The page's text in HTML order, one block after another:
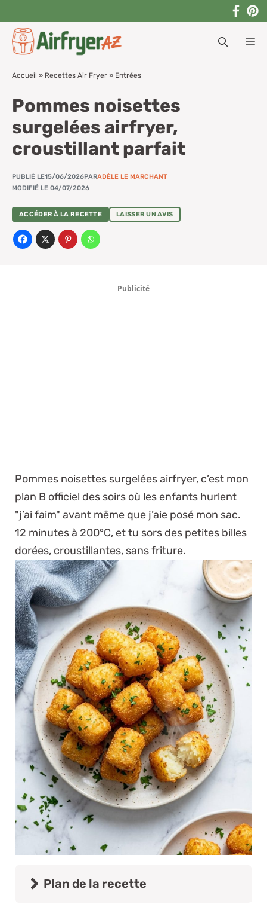
contenu
Accueil » Recettes Air Fryer » Entrées
Pommes noisettes
surgelées airfryer,
croustillant parfait
PUBLIÉ LE15/06/2026PARADÈLE LE MARCHANT
MODIFIÉ LE 04/07/2026
ACCÉDER À LA RECETTE LAISSER UN AVIS
Publicité
Pommes noisettes surgelées airfryer, c’est mon
plan B officiel des soirs où les enfants hurlent
"j’ai faim" avant même que j’aie posé mon sac.
12 minutes à 200°C, et tu sors des petites billes
dorées, croustillantes, sans friture.
Plan de la recette